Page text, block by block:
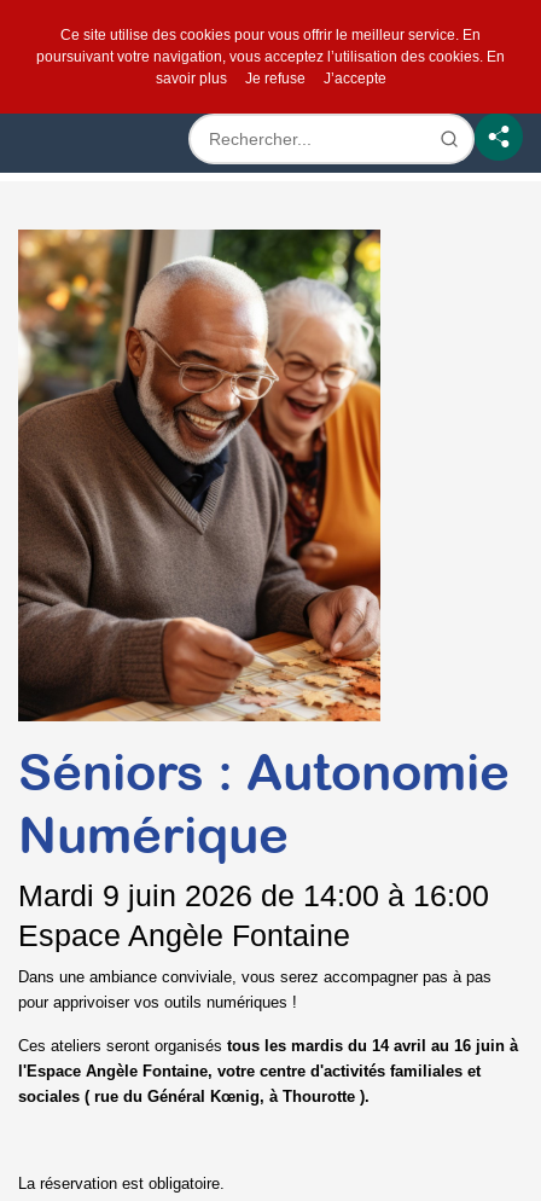
Séniors : Autonomie
Numérique
Mardi 9 juin 2026 de 14:00 à 16:00
Espace Angèle Fontaine
Dans une ambiance conviviale, vous serez accompagner pas à pas
pour apprivoiser vos outils numériques !
Ces ateliers seront organisés tous les mardis du 14 avril au 16 juin à
l'Espace Angèle Fontaine, votre centre d'activités familiales et
sociales ( rue du Général Kœnig, à Thourotte ).
La réservation est obligatoire.
Ce site utilise des cookies pour vous offrir le meilleur service. En
poursuivant votre navigation, vous acceptez l’utilisation des cookies. En
savoir plus
Je refuse J’accepte